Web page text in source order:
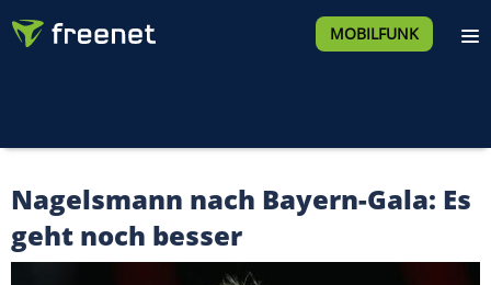
MOBILFUNK
Nagelsmann nach Bayern-Gala: Es
geht noch besser